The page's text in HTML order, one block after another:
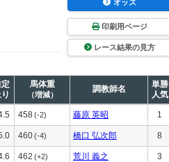
オッズ
印刷用ページ
レース結果の見方
馬体重
（増減）
調教師名
単勝
人気
458(-2) 藤原 英昭 1
460(-4) 橋口 弘次郎 8
462 (+2) 荒川 義之 3